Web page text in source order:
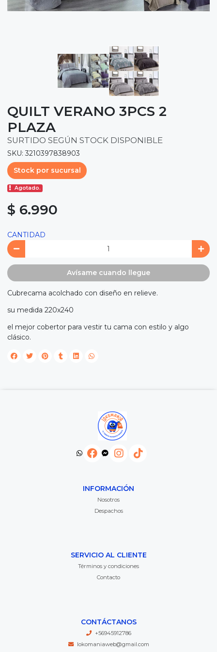
QUILT VERANO 3PCS 2
PLAZA
SURTIDO SEGÚN STOCK DISPONIBLE
SKU: 3210397838903
Stock por sucursal
Agotado.
$ 6.990
CANTIDAD
Avísame cuando llegue
Cubrecama acolchado con diseño en relieve.
su medida 220x240
el mejor cobertor para vestir tu cama con estilo y algo
clásico.
INFORMACIÓN
Nosotros
Despachos
SERVICIO AL CLIENTE
Términos y condiciones
Contacto
CONTÁCTANOS
+56945912786
lokomaniaweb@gmail.com